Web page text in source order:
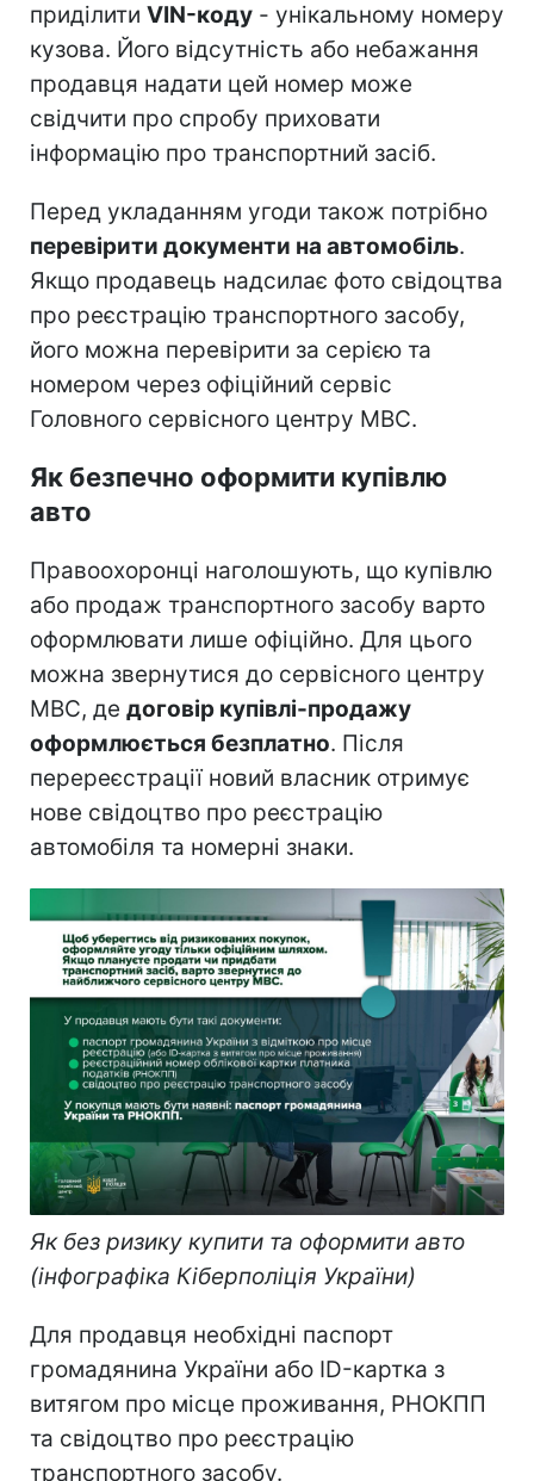
приділити VIN-коду - унікальному номеру
кузова. Його відсутність або небажання
продавця надати цей номер може
свідчити про спробу приховати
інформацію про транспортний засіб.
Перед укладанням угоди також потрібно
перевірити документи на автомобіль.
Якщо продавець надсилає фото свідоцтва
про реєстрацію транспортного засобу,
його можна перевірити за серією та
номером через офіційний сервіс
Головного сервісного центру МВС.
Як безпечно оформити купівлю
авто
Правоохоронці наголошують, що купівлю
або продаж транспортного засобу варто
оформлювати лише офіційно. Для цього
можна звернутися до сервісного центру
МВС, де договір купівлі-продажу
оформлюється безплатно. Після
перереєстрації новий власник отримує
нове свідоцтво про реєстрацію
автомобіля та номерні знаки.
Як без ризику купити та оформити авто
(інфографіка Кіберполіція України)
Для продавця необхідні паспорт
громадянина України або ID-картка з
витягом про місце проживання, РНОКПП
та свідоцтво про реєстрацію
транспортного засобу.